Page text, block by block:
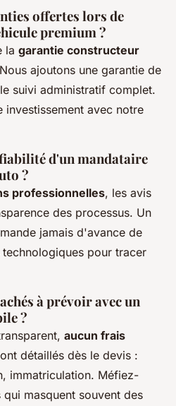
offertes lors de
premium ?
la garantie constructeur
ajoutons une garantie de
suivi administratif complet.
investissement avec notre
d'un mandataire
?
professionnelles, les avis
des processus. Un
jamais d'avance de
pour tracer
à prévoir avec un
?
aucun frais
détaillés dès le devis :
immatriculation. Méfiez-
masquent souvent des